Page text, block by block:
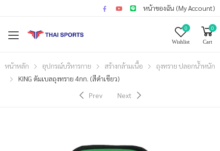
หน้าของฉัน (My Account)
0
Wishlist
0
Cart
หน้าหลัก อุปกรณ์บริหารกาย สร้างกล้ามเนื้อ
ถุงทราย ปลอกน้ำหนัก
KING ดัมเบลถุงทราย 4กก. (สีดำเขียว)
Prev
Next